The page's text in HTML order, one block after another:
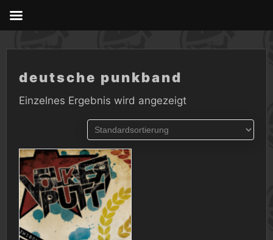
deutsche punkband
Einzelnes Ergebnis wird angezeigt